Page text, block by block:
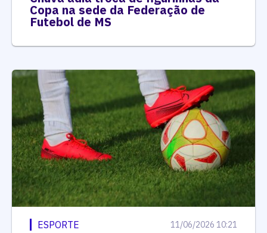
Copa na sede da Federação de
Futebol de MS
ESPORTE 11/06/2026 10:21